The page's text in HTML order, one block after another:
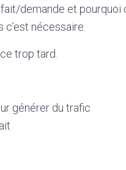
demande et pourquoi
nécessaire.
trop tard.
générer du trafic